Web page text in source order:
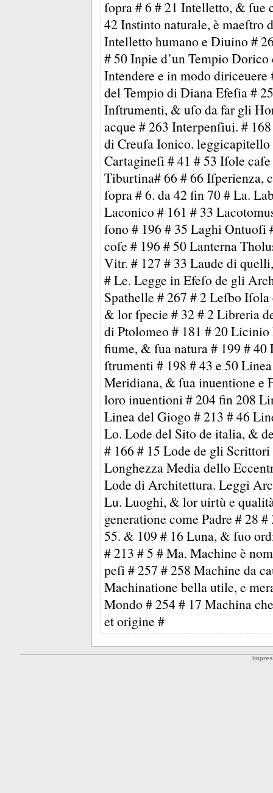
ſopra # 6 # 21 Intelletto, & ſue
42 Instinto naturale, è
Intelletto humano e Diuino #
# 50 Inpie d’un Tempio
Intendere e in modo
del Tempio di Diana Efeſia #
Inſtrumenti, & uſo da far gli
acque # 263 Interpenſiui. #
di Creuſa Ionico.
Cartagineſi # 41 # 53 Iſole
Tiburtina# 66 # 66 Iſperienza,
ſopra # 6. da 42 fin 70 # La.
Laconico # 161 # 33
ſono # 196 # 35 Laghi
coſe # 196 # 50 Lanterna
Vitr. # 127 # 33 Laude di
# Le. Legge in Efeſo de gli
Spathelle # 267 # 2 Leſbo
& lor ſpecie # 32 # 2 Libreria
di Ptolomeo # 181 # 20
fiume, & ſua natura # 199 #
ſtrumenti # 198 # 43 e 50
Meridiana, & ſua inuentione
loro inuentioni # 204 fin 208
Linea del Giogo # 213 # 46
Lo. Lode del Sito de italia, &
# 166 # 15 Lode de gli
Longhezza Media dello
Lode di Architettura. Leggi
Lu. Luoghi, & lor uirtù e
generatione come Padre # 28
55. & 109 # 16 Luna, & ſuo
# 213 # 5 # Ma. Machine è
peſi # 257 # 258 Machine da
Machinatione bella utile, e
Mondo # 254 # 17 Machina
et origine #